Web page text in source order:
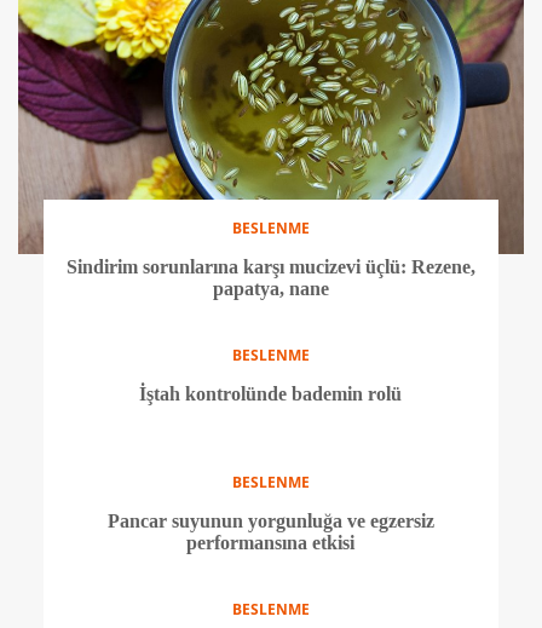
BESLENME
Sindirim sorunlarına karşı mucizevi üçlü: Rezene,
papatya, nane